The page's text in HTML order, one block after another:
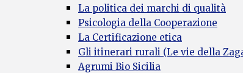
La politica dei marchi di qualità
Psicologia della Cooperazione
La Certificazione etica
Gli itinerari rurali (Le vie della
Agrumi Bio Sicilia